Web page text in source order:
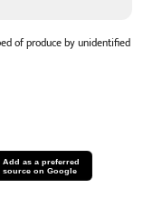
of produce by unidentified
Add as a preferred
source on Google